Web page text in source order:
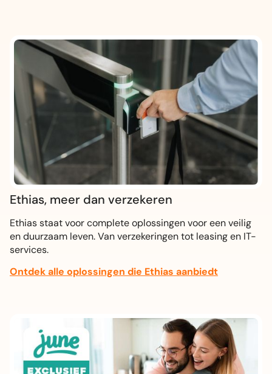
Ethias, meer dan verzekeren
Ethias staat voor complete oplossingen voor een veilig
en duurzaam leven. Van verzekeringen tot leasing en IT-
services.
Ontdek alle oplossingen die Ethias aanbiedt